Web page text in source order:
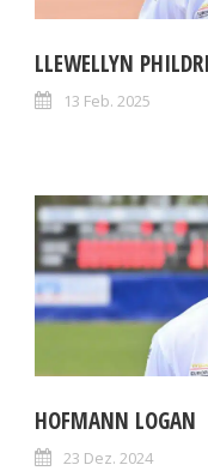
LLEWELLYN
13 Feb. 2025
HOFMANN LOGAN
23 Dez. 2024